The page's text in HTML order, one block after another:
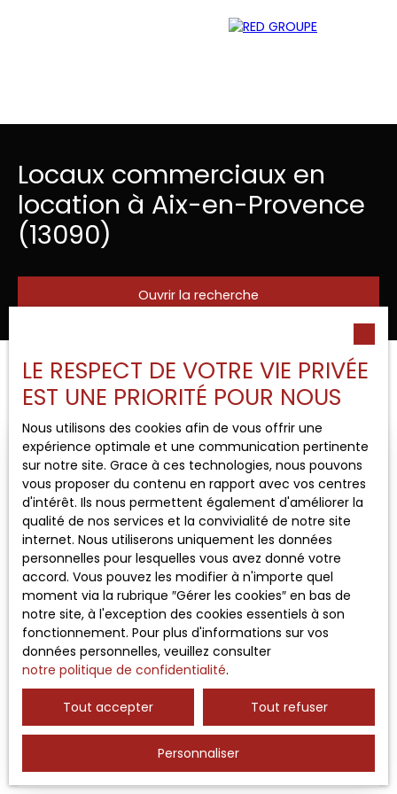
Menu
Locaux commerciaux en
location à Aix-en-Provence
(13090)
Ouvrir la recherche
Location
Type d'offre
Local commercial
Type de bien
Aix-en-Provence (13090)
Localisation
Loyer max (€/mois)
Surface min (m²)
Rechercher
Pertinence
Trier par
Créer une alerte
5 007€ /mois HT HC
Local commercial avec Vitrine
232m²
Aix-en-Provence 13090
location bail 3 6 9 indexation annuelle selon ilc
LE RESPECT DE VOTRE VIE PRIVÉE
EST UNE PRIORITÉ POUR NOUS
Nous utilisons des cookies afin de vous offrir une
expérience optimale et une communication pertinente
sur notre site. Grace à ces technologies, nous pouvons
vous proposer du contenu en rapport avec vos centres
d'intérêt. Ils nous permettent également d'améliorer la
qualité de nos services et la convivialité de notre site
internet. Nous utiliserons uniquement les données
personnelles pour lesquelles vous avez donné votre
accord. Vous pouvez les modifier à n'importe quel
moment via la rubrique ″Gérer les cookies″ en bas de
notre site, à l'exception des cookies essentiels à son
fonctionnement. Pour plus d'informations sur vos
données personnelles, veuillez consulter
notre politique de confidentialité.
Tout accepter Tout refuser
Personnaliser